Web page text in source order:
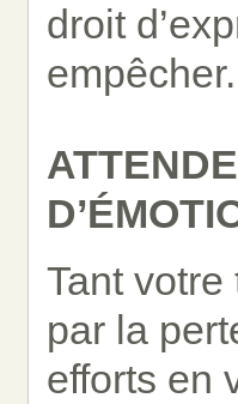
droit
empêcher.
Tant
par la
efforts en